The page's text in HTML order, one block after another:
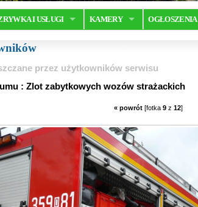
I USŁUGI KAMERY OGŁOSZENIA
przez użytkowników serwisu
: Zlot zabytkowych wozów strażackich
« powrót [fotka 9 z 12]